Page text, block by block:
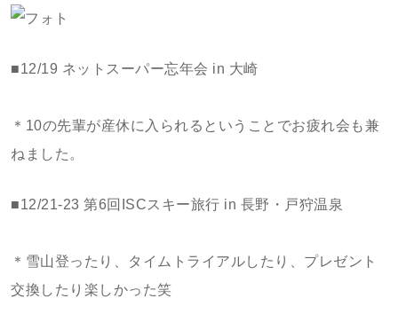
■12/19 ネットスーパー忘年会 in 大崎
＊10の先輩が産休に入られるということでお疲れ会も兼
ねました。
■12/21-23 第6回ISCスキー旅行 in 長野・戸狩温泉
＊雪山登ったり、タイムトライアルしたり、プレゼント
交換したり楽しかった笑